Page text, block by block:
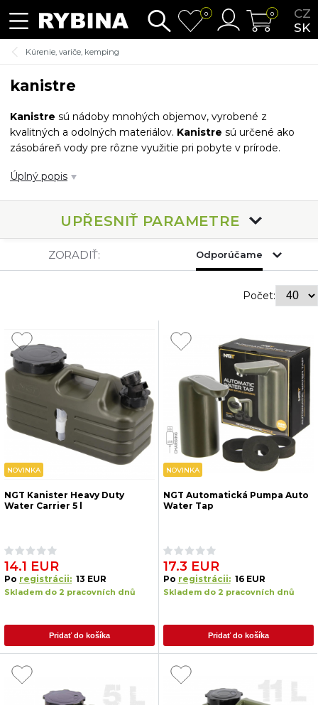
CZ
SK
0 0
Kúrenie, variče, kemping
kanistre
Kanistre sú nádoby mnohých objemov, vyrobené z
kvalitných a odolných materiálov. Kanistre sú určené ako
zásobáreň vody pre rôzne využitie pri pobyte v prírode.
odpúšťací kohútik, ktorý väčšinou býva súčasťou balenia.
nie sú určené na prepravu horľavých látok.
Úplný popis
UPŘESNIŤ PARAMETRE
ZORADIŤ: Odporúčame
Počet:
NOVINKA
NGT Kanister Heavy Duty
Water Carrier 5 l
14.1 EUR
Po registrácii: 13 EUR
Skladem do 2 pracovních dnů
Pridať do košíka
NOVINKA
NGT Automatická Pumpa Auto
Water Tap
17.3 EUR
Po registrácii: 16 EUR
Skladem do 2 pracovních dnů
Pridať do košíka